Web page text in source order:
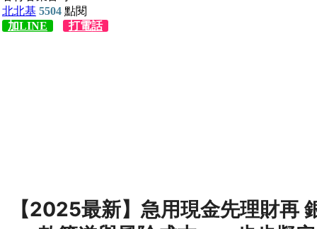
【2025最新】急用現金先理財再